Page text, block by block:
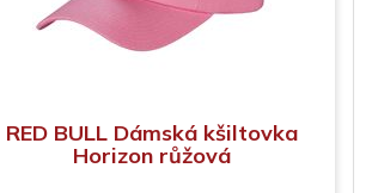
RED BULL Dámská kšiltovka
Horizon růžová